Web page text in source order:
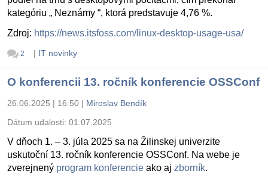
kategóriu „ Neznámy “, ktorá predstavuje 4,76 %.
Zdroj: https://news.itsfoss.com/linux-desktop-usage-usa/
2 | IT novinky
O konferencii 13. ročník konferencie OSSConf
26.06.2025 | 16:50 | Miroslav Bendík
Dátum udalosti: 01.07.2025
V dňoch 1. – 3. júla 2025 sa na Žilinskej univerzite
uskutoční 13. ročník konferencie OSSConf. Na webe je
zverejnený program konferencie ako aj zborník.